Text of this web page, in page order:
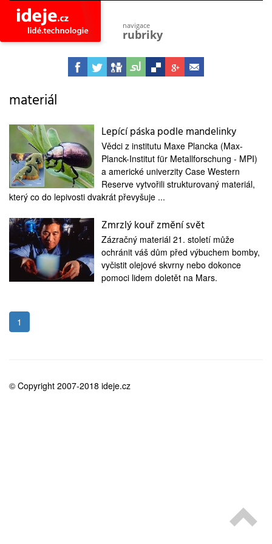
navigace
rubriky
astro
vesmír
společnost
objevy
vynálezy
planeta
přiroda
tajemství
firmy
zdraví
medicína
materiál
Lepící páska podle mandelinky
Vědci z institutu Maxe Plancka (Max-
Planck-Institut für Metallforschung - MPI)
a americké univerzity Case Western
Reserve vytvořili strukturovaný materiál,
který co do lepivosti dvakrát převyšuje ...
Zmrzlý kouř změní svět
Zázračný materiál 21. století může
ochránit váš dům před výbuchem bomby,
vyčistit olejové skvrny nebo dokonce
pomoci lidem doletět na Mars.
1
© Copyright 2007-2018 ideje.cz